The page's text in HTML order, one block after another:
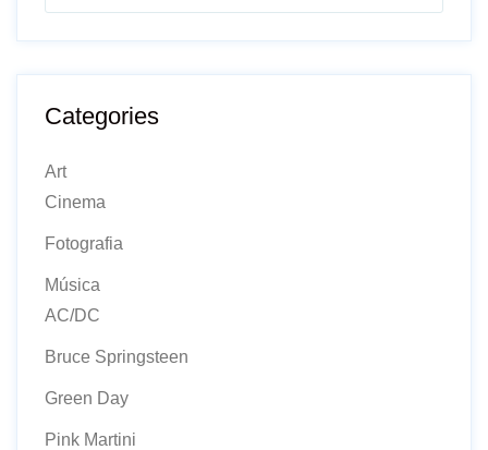
Categories
Art
Cinema
Fotografia
Música
AC/DC
Bruce Springsteen
Green Day
Pink Martini